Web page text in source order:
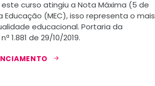
curso atingiu a Nota Máxima (5 de
Educação (MEC), isso representa o mais
educacional. Portaria da
1.881 de 29/10/2019.